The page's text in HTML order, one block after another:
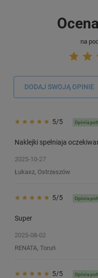
na
DODAJ SWOJĄ OPINIE
5/5 Opinia
Naklejki spełniaja
2025-10-27
Łukasz, Ostrzeszów
5/5 Opinia
Super
2025-08-02
RENATA, Toruń
5/5 Opinia